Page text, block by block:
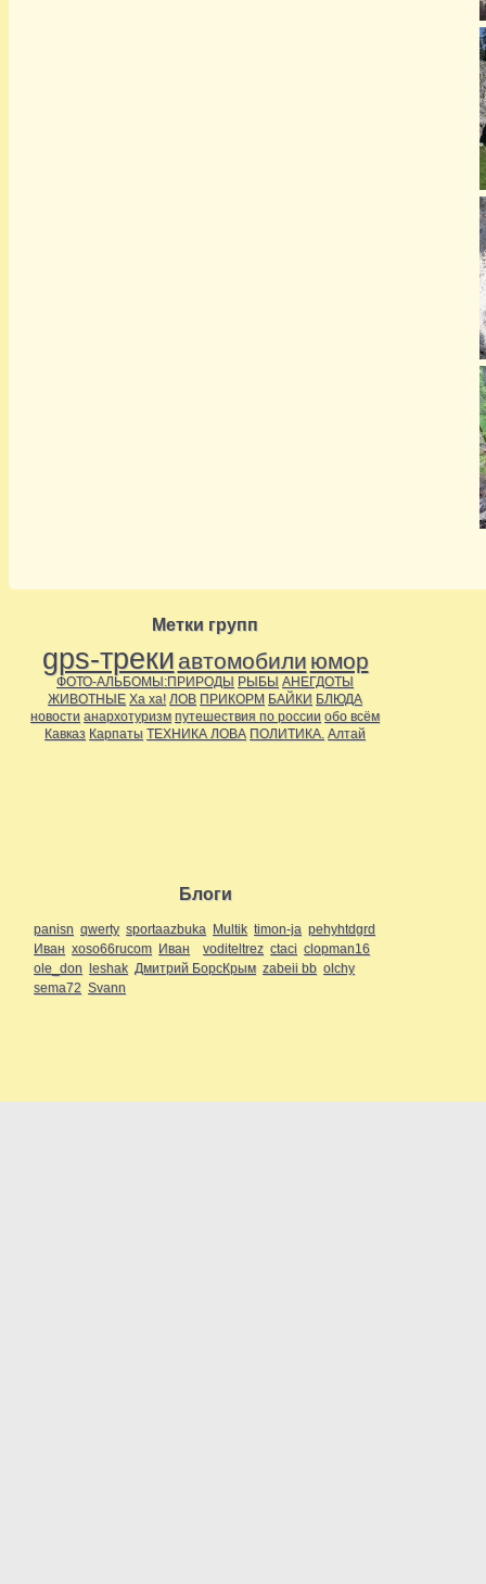
Метки групп
gps-треки автомобили юмор
ФОТО-АЛЬБОМЫ:ПРИРОДЫ РЫБЫ АНЕГДОТЫ
ЖИВОТНЫЕ Ха ха! ЛОВ ПРИКОРМ БАЙКИ БЛЮДА
новости анархотуризм путешествия по россии обо всём
Кавказ Карпаты ТЕХНИКА ЛОВА ПОЛИТИКА. Алтай
Блоги
panisn qwerty sportaazbuka Multik timon-ja pehyhtdgrd
Иван xoso66rucom Иван voditeltrez ctaci clopman16
ole_don leshak Дмитрий БорсКрым zabeii bb olchy
sema72 Svann